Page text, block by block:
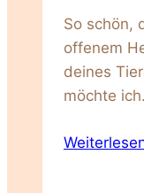
So schön,
offenem
deines
möchte